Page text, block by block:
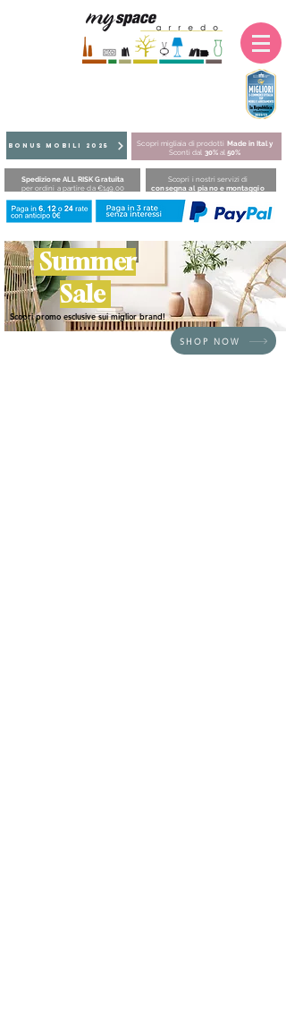
BONUS MOBILI 2025 Scopri migliaia di prodotti Made in Italy
Sconti dal 30%al50%
Spedizione ALL RISK Gratuita
per ordini a partire da €149,00
Scopri i nostri servizi di
consegna al piano e montaggio
Summer
Sale
SHOP NOW
Scopri promo esclusive sui miglior brand!